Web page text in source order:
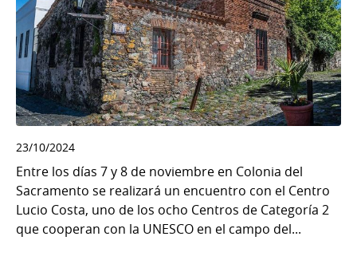
23/10/2024
Entre los días 7 y 8 de noviembre en Colonia del
Sacramento se realizará un encuentro con el Centro
Lucio Costa, uno de los ocho Centros de Categoría 2
que cooperan con la UNESCO en el campo del...